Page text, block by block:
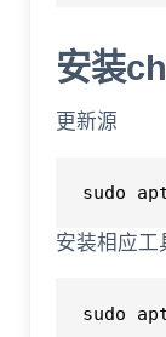
安装
更新源
sudo
安装相应工
sudo